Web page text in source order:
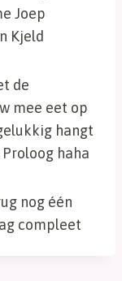
Joep
Kjeld
de
mee eet op
hangt
haha
nog één
compleet